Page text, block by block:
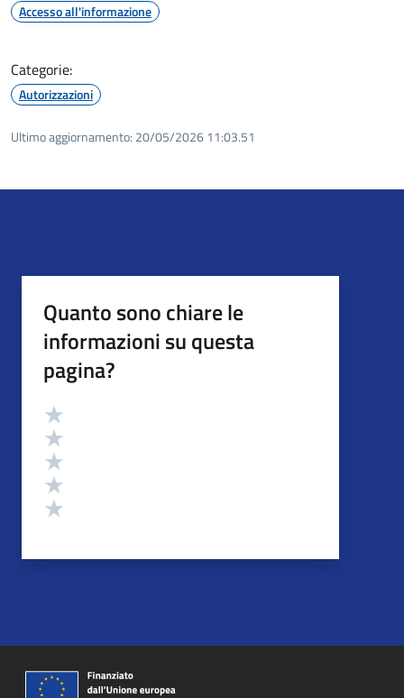
Accesso all'informazione
Categorie:
Autorizzazioni
Ultimo aggiornamento: 20/05/2026 11:03.51
Quanto sono chiare le
informazioni su questa
pagina?
Valutazione